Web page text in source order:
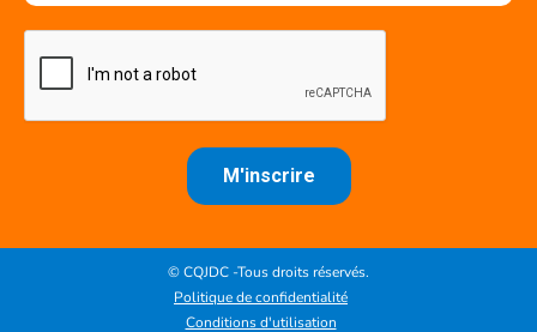
© CQJDC -Tous droits réservés.
Politique de confidentialité
Conditions d'utilisation